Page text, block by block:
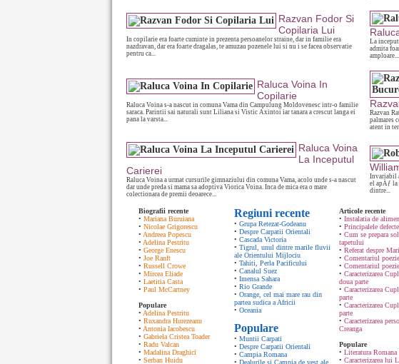
Razvan Fodor Si
Copilaria Lui
In copilarie era foarte cuminte in prezenta persoanelor straine, dar in familie era
nazdravan, dar era foarte dragalas, te amuzau pozenele lui si nu i se facea observatie
pentru ca...
La
admita
Raluca Voina In
Copilarie
Raluca Voina s-a nascut in comuna Vama din Campulung Moldovenesc intr-o familie
saraca. Parintii sai naturali sunt Liliana si Vistic Axintoi iar tanara a crescut langa ei
pana la varsta...
Razvan
palmares
atent in
Raluca Voina
La Inceputul
Carierei
Raluca Voina a urmat cursurile gimnaziului din comuna Vama, acolo unde s-a nascut
dar unde preda si mama sa adoptiva Viorica Voina. Inca de mica era o mare
colectionara de premii deoarece...
Invariabil
el apÄƒ
dintre...
Biografii recente
• Mariana Buruiana
• Nicolae Grigorescu
• Andreea Popescu
• Adelina Pestritu
• George Enescu
• Joe Ranft
• Russell Crowe
• Mircea Eliade
• Laetitia Casta
• Paul McCartney
Populare
• Adelina Pestritu
• Ruxandra Hurezeanu
• Antonia Iacobescu
• Gabriela Cristea Toader
• Radu Valcan
• Madalina Draghici
• Serban Huidu
Regiuni recente
• Grupa Retezat-Godeanu
• Despre Carpatii Orientali
• Cascada Victoria
• Tigrul, unul dintre marile fluvii
ale Orientului Mijlociu
• Tahiti, Perla Pacificului
• Canalul Suez
• Imensa Sahara
• Rio Grande
• Orange, cel mai mare rau din
partea sudica a Africii
• Oceania
Populare
• Muntii Carpati
• Despre Carpatii Orientali
• Campia Romana
• Dealurile si Campia de vest ale
Articole recente
• Instalatia de
• Principalele
• Cum se prepara
tapetului
• Referat despre
• Comentariul
• Comentariul
• Caracterizarea
doua parte
• Caracterizarea
parte
• Caracterizarea
parte
• Caracterizarea
Creanga
Populare
• Literatura
• Caracterizarea lui